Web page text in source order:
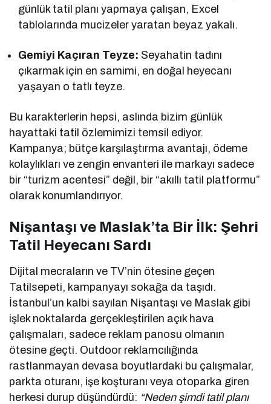
günlük tatil planı yapmaya çalışan, Excel
tablolarında mucizeler yaratan beyaz yakalı.
Gemiyi Kaçıran Teyze: Seyahatin tadını
çıkarmak için en samimi, en doğal heyecanı
yaşayan o tatlı teyze.
Bu karakterlerin hepsi, aslında bizim günlük
hayattaki tatil özlemimizi temsil ediyor.
Kampanya; bütçe karşılaştırma avantajı, ödeme
kolaylıkları ve zengin envanteri ile markayı sadece
bir “turizm acentesi” değil, bir “akıllı tatil platformu”
olarak konumlandırıyor.
Nişantaşı ve Maslak’ta Bir İlk: Şehri
Tatil Heyecanı Sardı
Dijital mecraların ve TV’nin ötesine geçen
Tatilsepeti, kampanyayı sokağa da taşıdı.
İstanbul’un kalbi sayılan Nişantaşı ve Maslak gibi
işlek noktalarda gerçekleştirilen açık hava
çalışmaları, sadece reklam panosu olmanın
ötesine geçti. Outdoor reklamcılığında
rastlanmayan devasa boyutlardaki bu çalışmalar,
parkta oturanı, işe koşturanı veya otoparka giren
herkesi durup düşündürdü: “Neden şimdi tatil planı